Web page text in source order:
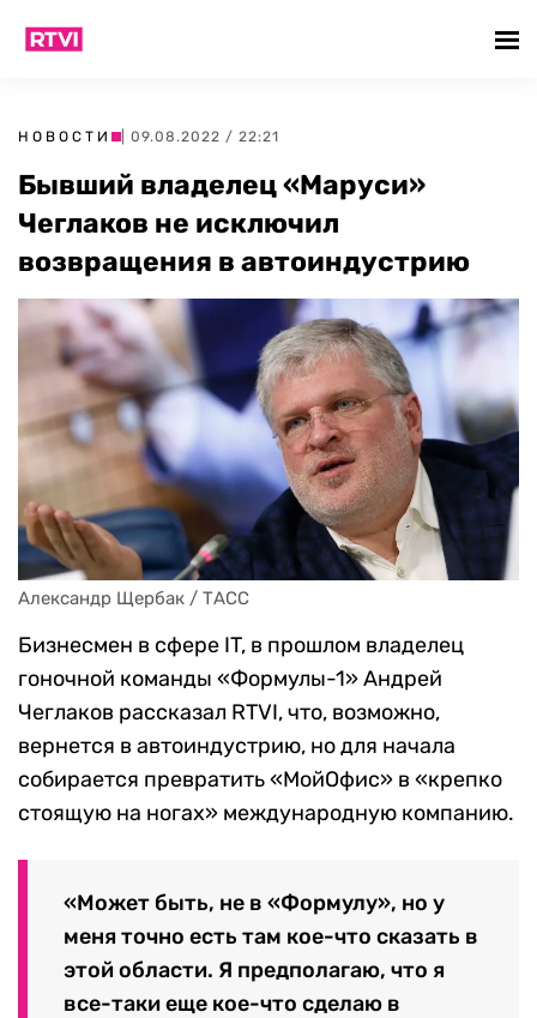
НОВОСТИ | 09.08.2022 / 22:21
Бывший владелец «Маруси»
Чеглаков не исключил
возвращения в автоиндустрию
Александр Щербак / ТАСС
Бизнесмен в сфере IT, в прошлом владелец
гоночной команды «Формулы-1» Андрей
Чеглаков рассказал RTVI, что, возможно,
вернется в автоиндустрию, но для начала
собирается превратить «МойОфис» в «крепко
стоящую на ногах» международную компанию.
«Может быть, не в «Формулу», но у
меня точно есть там кое-что сказать в
этой области. Я предполагаю, что я
все-таки еще кое-что сделаю в